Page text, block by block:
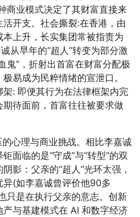
商业模式决定了其财富直接来
开支。社会撕裂:在香港，由
上升，长实集团常被指责为
从早年的“超人”转变为部分激
鬼”，折射出首富在财富分配极
易成为民粹情绪的宣泄口。
: 即便其行为在法律框架内完
待面前，首富往往被要求做
心理与商业挑战。相比李嘉诚
面临的是“守成”与“转型”的双
影：父亲的“超人”光环太强，
异(如李嘉诚曾评价他90多
只是在执行父亲的意志。创新
产与基建模式在 AI 和数字经济